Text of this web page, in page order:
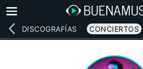
DISCOGRAFÍAS CONCIERTOS